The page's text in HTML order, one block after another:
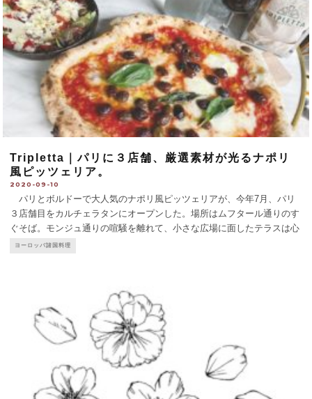
Tripletta｜パリに３店舗、厳選素材が光るナポリ
風ピッツェリア。
2020-09-10
パリとボルドーで大人気のナポリ風ピッツェリアが、今年7月、パリ
３店舗目をカルチェラタンにオープンした。場所はムフタール通りのす
ぐそば。モンジュ通りの喧騒を離れて、小さな広場に面したテラスは心
地よく、すでに5区の住人から歓迎を受けているような連日の繁盛ぶり
ヨーロッパ諸国料理